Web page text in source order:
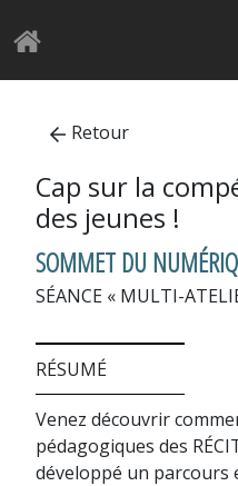
Retour
Cap sur la
des jeunes !
SOMMET DU
SÉANCE « MULTI-
RÉSUMÉ
Venez découvrir
pédagogiques des
développé un